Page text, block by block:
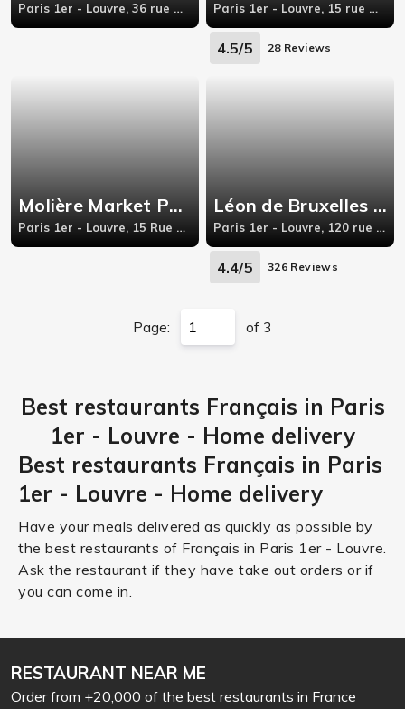
Paris 1er - Louvre, 36 rue Montpensier, Paris 1er - Louvre, 15 rue Molière, 75001
4.5/5 28 Reviews
Molière Market Paris
Paris 1er - Louvre, 15 Rue de Molière,
Léon de Bruxelles - Rambuteau
Paris 1er - Louvre, 120 rue rambuteau
4.4/5 326 Reviews
Page: of 3
Best restaurants Français in Paris
1er - Louvre - Home delivery
Best restaurants Français in Paris
1er - Louvre - Home delivery
Have your meals delivered as quickly as possible by
the best restaurants of Français in Paris 1er - Louvre.
Ask the restaurant if they have take out orders or if
you can come in.
RESTAURANT NEAR ME
Order from +20,000 of the best restaurants in France